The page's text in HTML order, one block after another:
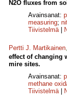
N2O fluxes from
Avainsanat:
measuring;
Tiivistelmä|
Pertti J. Martikainen,
effect of changing
mire sites.
Avainsanat:
methane
Tiivistelmä|